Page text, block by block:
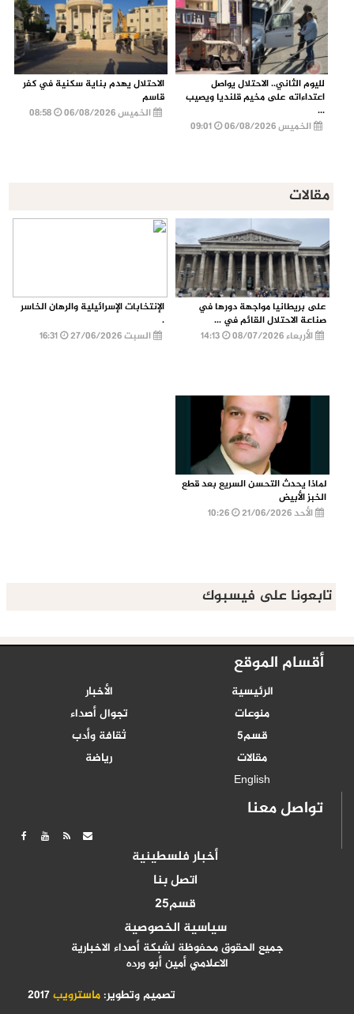
لليوم الثاني.. الاحتلال يواصل
اعتداءاته على مخيم قلنديا ويصيب
...
الخميس 06/08/2026
الاحتلال يهدم بناية سكنية في كفر
قاسم
الخميس 06/08/2026
08:58
مقالات
على بريطانيا مواجهة دورها في
صناعة الاحتلال القائم في ...
الأربعاء 08/07/2026
الإنتخابات الإسرائيلية والرهان الخاسر
.
السبت 27/06/2026
16:31
لماذا يحدث التحسن السريع بعد قطع
الخبز الأبيض
الأحد 21/06/2026
تابعونا على فيسبوك
أقسام الموقع
الرئيسية
الأخبار
منوعات
تجوال أصداء
قسم5
ثقافة وأدب
مقالات
رياضة
English
تواصل معنا
أخبار فلسطينية
اتصل بنا
قسم25
سياسية الخصوصية
جميع الحقوق محفوظة لشبكة أصداء الاخبارية
الاعلامي أمين أبو ورده
تصميم وتطوير:ماسترويب